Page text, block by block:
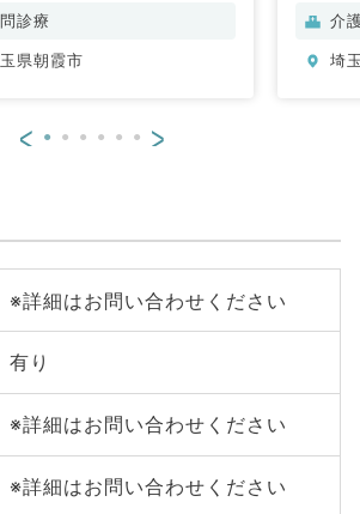
診療
県朝霞市
般
介
埼
< >
※詳細はお問い合わせください
有り
※詳細はお問い合わせください
※詳細はお問い合わせください